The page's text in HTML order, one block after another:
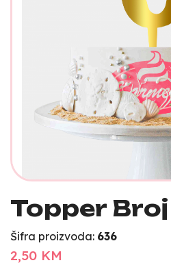
Topper
Šifra proizvoda: 636
2,50 KM